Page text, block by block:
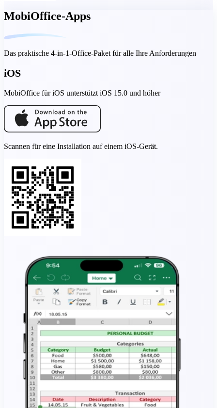
MobiOffice-Apps
Das praktische 4-in-1-Office-Paket für alle Ihre Anforderungen
iOS
MobiOffice für iOS unterstützt iOS 15.0 und höher
Scannen für eine Installation auf einem iOS-Gerät.